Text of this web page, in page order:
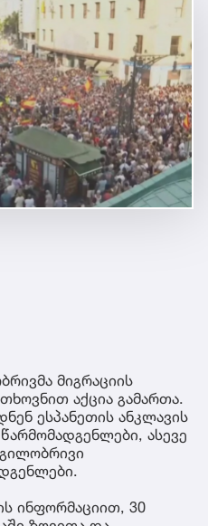
მიგრაციის
აქცია გამართა.
ესპანეთის ანკლავის
ასევე
ინფორმაციით, 30